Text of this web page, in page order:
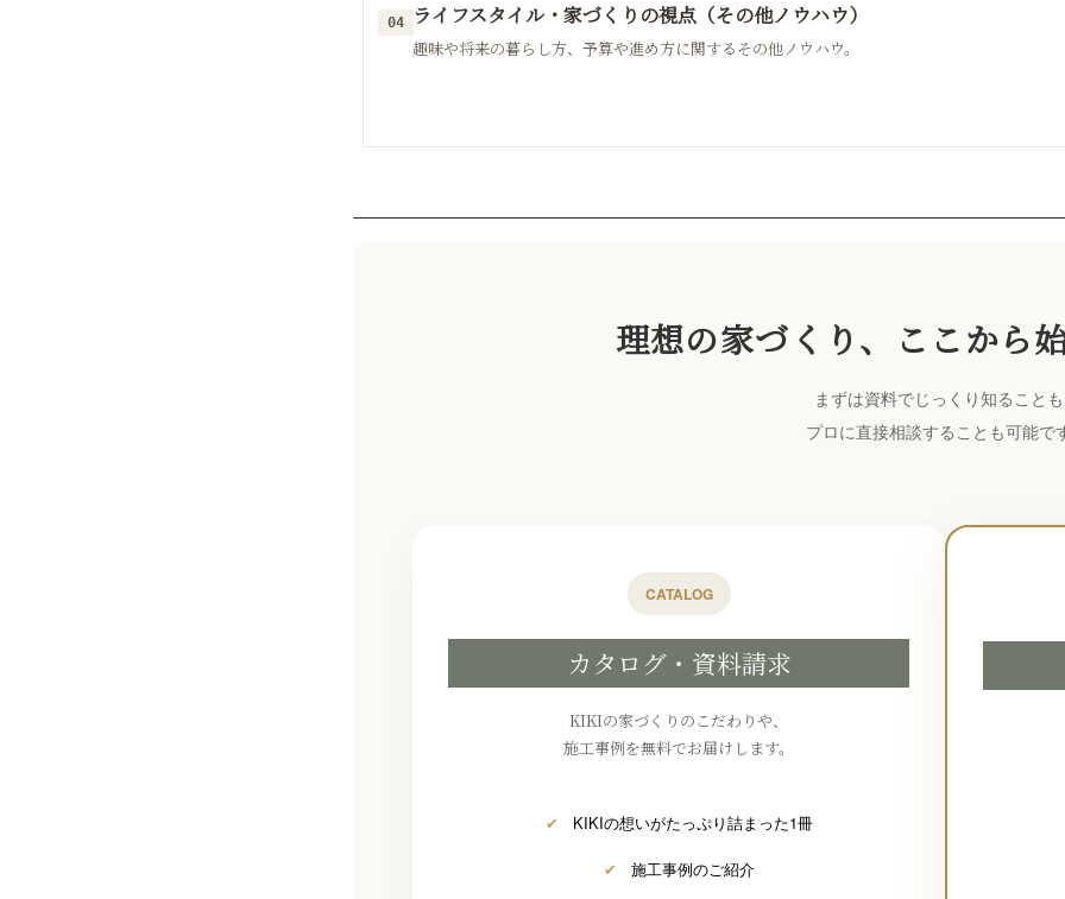
04 ライフスタイル・家づくりの視点（その他ノウハウ）
趣味や将来の暮らし方、予算や進め方に関するその他ノウハウ。
理想の家づくり、ここから
まずは資料でじっくり知ること
プロに直接相談することも可能で
CATALOG
カタログ・資料請求
KIKIの家づくりのこだわりや、
施工事例を無料でお届けします。
✔ KIKIの想いがたっぷり詰まった1冊
✔ 施工事例のご紹介